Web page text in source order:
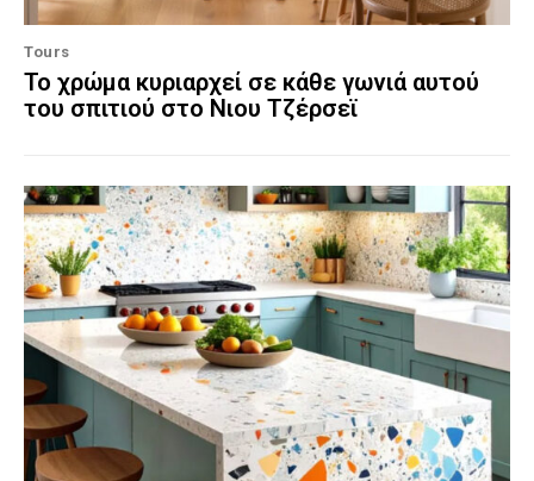
Tours
Το χρώμα κυριαρχεί σε κάθε γωνιά αυτού
του σπιτιού στο Νιου Τζέρσεϊ